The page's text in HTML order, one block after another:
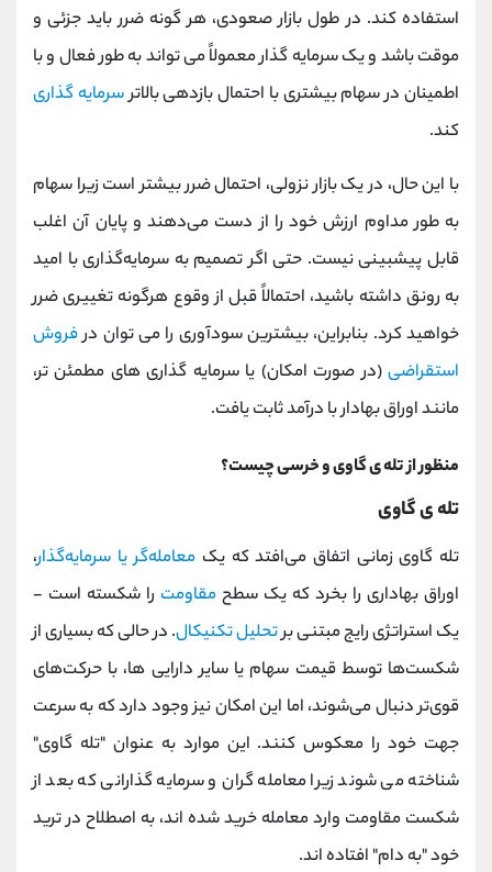
استفاده کند. در طول بازار صعودی، هر گونه ضرر باید جزئی و
موقت باشد و یک سرمایه گذار معمولاً می تواند به طور فعال و با
اطمینان در سهام بیشتری با احتمال بازدهی بالاترسرمایه گذاری
کند.
با این حال، در یک بازار نزولی، احتمال ضرر بیشتر است زیرا سهام
به طور مداوم ارزش خود را از دست می‌دهند و پایان آن اغلب
قابل پیشبینی نیست. حتی اگر تصمیم به سرمایه‌گذاری با امید
به رونق داشته باشید، احتمالاً قبل از وقوع هرگونه تغییری ضرر
خواهید کرد. بنابراین، بیشترین سودآوری را می توان درفروش
استقراضی (در صورت امکان) یا سرمایه گذاری های مطمئن تر،
مانند اوراق بهادار با درآمد ثابت یافت.
منظور از تله ی گاوی و خرسی چیست؟
تله ی گاوی
تله گاوی زمانی اتفاق می‌افتد که یک معامله‌گر یا سرمایه‌گذار،
اوراق بهاداری را بخرد که یک سطح مقاومت را شکسته است -
یک استراتژی رایج مبتنی برتحلیل تکنیکال. در حالی که بسیاری از
شکست‌ها توسط قیمت سهام یا سایر دارایی ها، با حرکت‌های
قوی‌تر دنبال می‌شوند، اما این امکان نیز وجود دارد که به سرعت
جهت خود را معکوس کنند. این موارد به عنوان "تله گاوی"
شناخته می شوند زیرا معامله گران و سرمایه گذارانی که بعد از
شکست مقاومت وارد معامله خرید شده اند، به اصطلاح در ترید
خود "به دام" افتاده اند.